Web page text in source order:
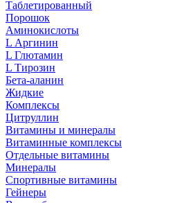
Таблетированный
Порошок
Аминокислоты
L Аргинин
L Глютамин
L Тирозин
Бета-аланин
Жидкие
Комплексы
Цитруллин
Витамины и минералы
Витаминные комплексы
Отдельные витамины
Минералы
Спортивные витамины
Гейнеры